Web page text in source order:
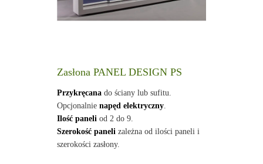
Zasłona PANEL DESIGN PS
Przykręcanado ściany lub sufitu.
Opcjonalnie napęd elektryczny.
Ilość paneliod 2 do 9.
Szerokość panelizależna od ilości paneli i
szerokości zasłony.